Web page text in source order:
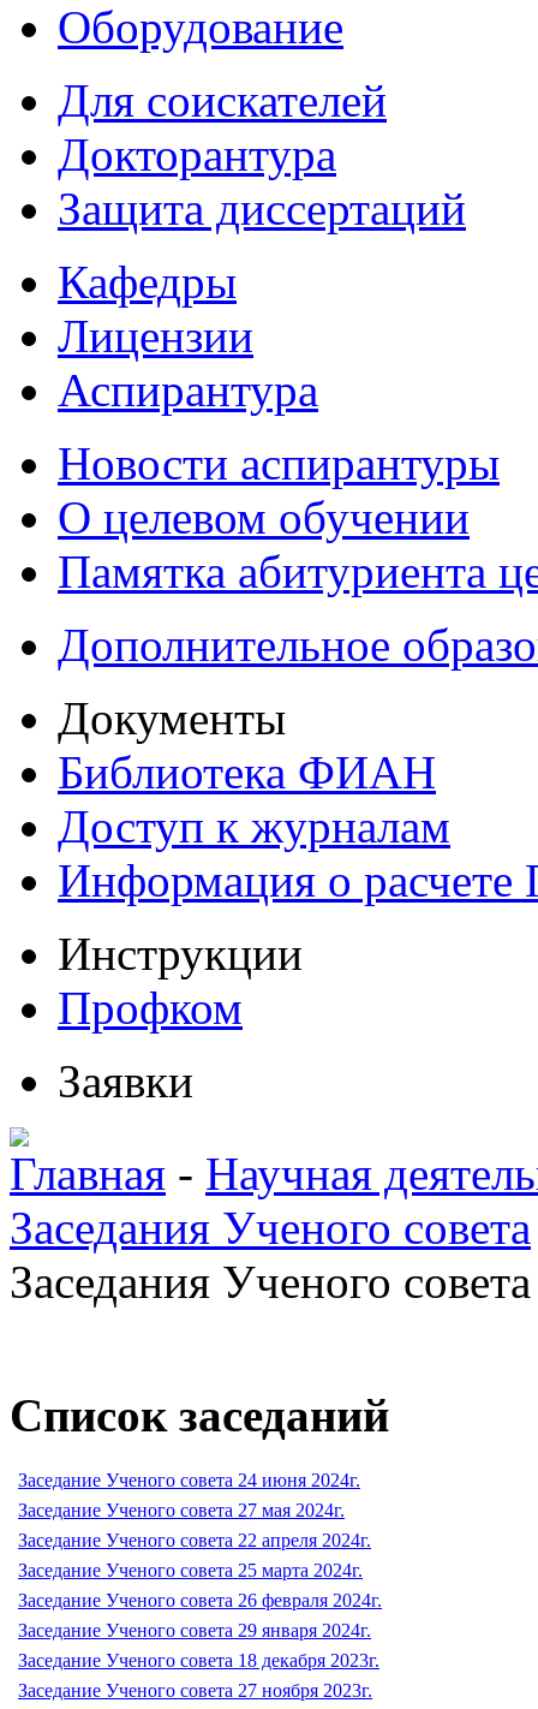
Оборудование
Для соискателей
Докторантура
Защита диссертаций
Кафедры
Лицензии
Аспирантура
Новости аспирантуры
О целевом обучении
Памятка абитуриента
Дополнительное
Документы
Библиотека ФИАН
Доступ к журналам
Информация о
Инструкции
Профком
Заявки
Главная - Научная
Заседания Ученого совета
Заседания Ученого
Список заседаний
Заседание Ученого совета 24 июня 2024г.
Заседание Ученого совета 27 мая 2024г.
Заседание Ученого совета 22 апреля 2024г.
Заседание Ученого совета 25 марта 2024г.
Заседание Ученого совета 26 февраля 2024г.
Заседание Ученого совета 29 января 2024г.
Заседание Ученого совета 18 декабря 2023г.
Заседание Ученого совета 27 ноября 2023г.